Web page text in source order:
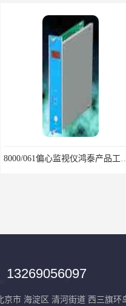
8000/061偏心监视
13269056097
京市 海淀区 清河街道 西三旗环